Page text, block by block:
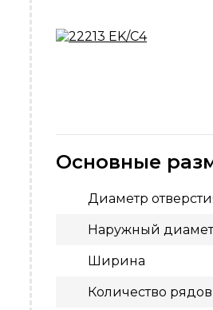
Основные
Диаметр
Наружный
Ширина
Количество рядов